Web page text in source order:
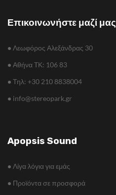
Επικοινωνήστε μαζί μας
• Λεωφόρος Αλεξάνδρας 30
• Αθήνα TΚ: 106 83
• Τηλ: +30 210 8838004
• info@stereopark.gr
Apopsis Sound
• Λίγα λόγια για εμάς
• Προϊόντα σε προσφορά